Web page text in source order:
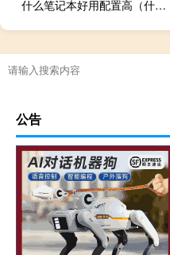
什么笔记本好用配置高（什么笔记本好）
公告